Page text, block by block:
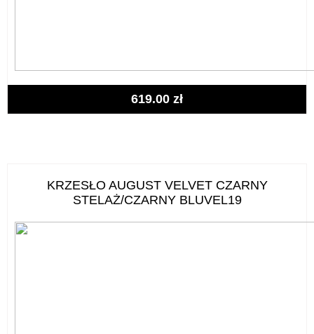
619.00 zł
KRZESŁO AUGUST VELVET CZARNY
STELAŻ/CZARNY BLUVEL19